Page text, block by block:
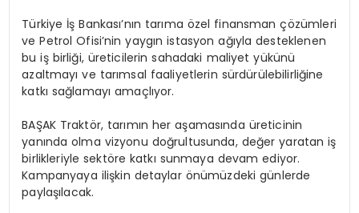
Türkiye İş Bankası’nın tarıma özel finansman çözümleri
ve Petrol Ofisi’nin yaygın istasyon ağıyla desteklenen
bu iş birliği, üreticilerin sahadaki maliyet yükünü
azaltmayı ve tarımsal faaliyetlerin sürdürülebilirliğine
katkı sağlamayı amaçlıyor.
BAŞAK Traktör, tarımın her aşamasında üreticinin
yanında olma vizyonu doğrultusunda, değer yaratan iş
birlikleriyle sektöre katkı sunmaya devam ediyor.
Kampanyaya ilişkin detaylar önümüzdeki günlerde
paylaşılacak.